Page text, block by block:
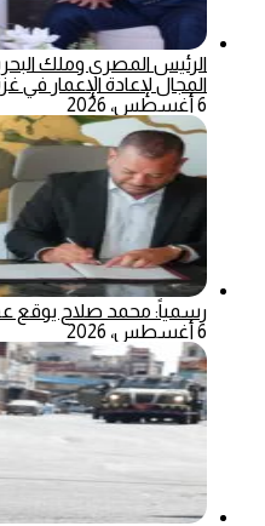
الرئيس المصري وملك
المجال لإعادة الإعمار في
6 أغسطس، 2026
رسمياً: محمد صلاح يوقع
6 أغسطس، 2026